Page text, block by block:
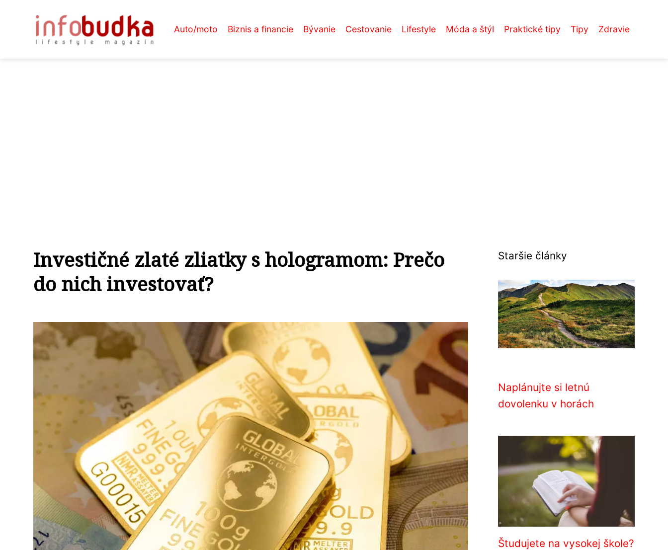
Auto/moto Biznis a financie Bývanie Cestovanie Lifestyle Móda a štýl Praktické tipy Tipy Zdravie
Investičné zlaté zliatky s hologramom: Prečo
do nich investovať?
Staršie články
Naplánujte si letnú
dovolenku v horách
Študujete na vysokej škole?